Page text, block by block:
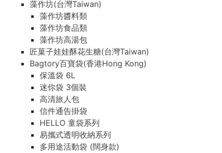
藻作坊(台灣Taiwan)
藻作坊醬料類
藻作坊食品類
藻作坊高湯包
匠菓子娃娃酥花生糖(台灣Taiwan)
Bagtory百寶袋(香港Hong Kong)
保溫袋 6L
迷你袋 3個裝
高清旅人包
信件通告掛袋
HELLO 童袋系列
易攜式透明收納系列
多用途活動袋 (闊身款)